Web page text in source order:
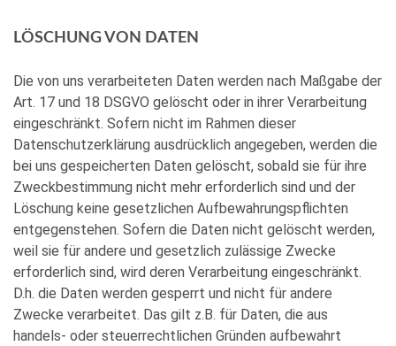
LÖSCHUNG VON DATEN
Die von uns verarbeiteten Daten werden nach Maßgabe der
Art. 17 und 18 DSGVO gelöscht oder in ihrer Verarbeitung
eingeschränkt. Sofern nicht im Rahmen dieser
Datenschutzerklärung ausdrücklich angegeben, werden die
bei uns gespeicherten Daten gelöscht, sobald sie für ihre
Zweckbestimmung nicht mehr erforderlich sind und der
Löschung keine gesetzlichen Aufbewahrungspflichten
entgegenstehen. Sofern die Daten nicht gelöscht werden,
weil sie für andere und gesetzlich zulässige Zwecke
erforderlich sind, wird deren Verarbeitung eingeschränkt.
D.h. die Daten werden gesperrt und nicht für andere
Zwecke verarbeitet. Das gilt z.B. für Daten, die aus
handels- oder steuerrechtlichen Gründen aufbewahrt